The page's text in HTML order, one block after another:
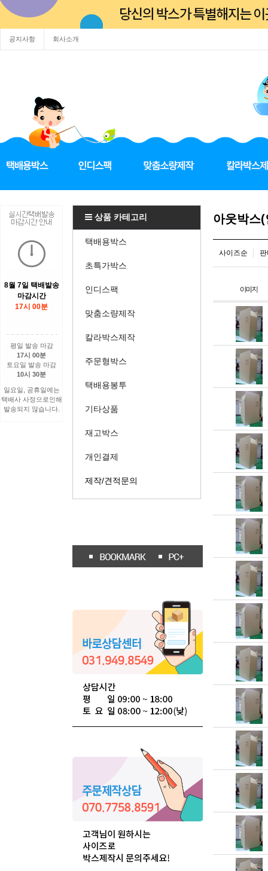
공지사항 회사소개
8월 7일 택배발송
마감시간
17시 00분
평일 발송 마감
17시 00분
토요일 발송 마감
10시 30분
일요일, 공휴일에는
택배사 사정으로인해
발송되지 않습니다.
상품 카테고리
택배용박스
초특가박스
인디스팩
맞춤소량제작
칼라박스제작
주문형박스
택배용봉투
기타상품
재고박스
개인결제
제작/견적문의
아웃박스
사이즈순